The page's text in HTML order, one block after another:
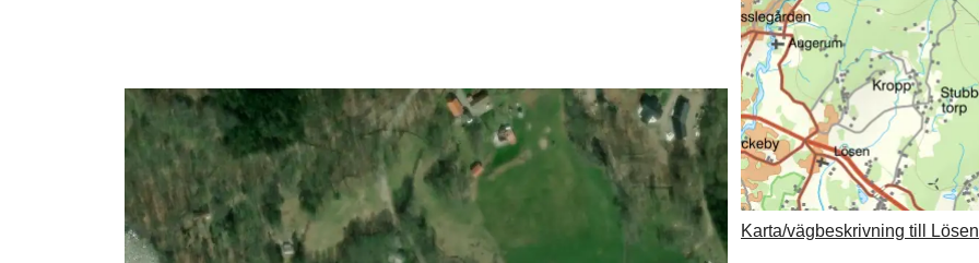
Karta/vägbeskrivning till